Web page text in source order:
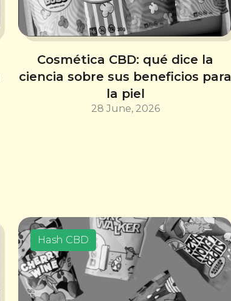
Cosmética CBD: qué dice la
ciencia sobre sus beneficios para
la piel
28 June, 2026
Hash CBD